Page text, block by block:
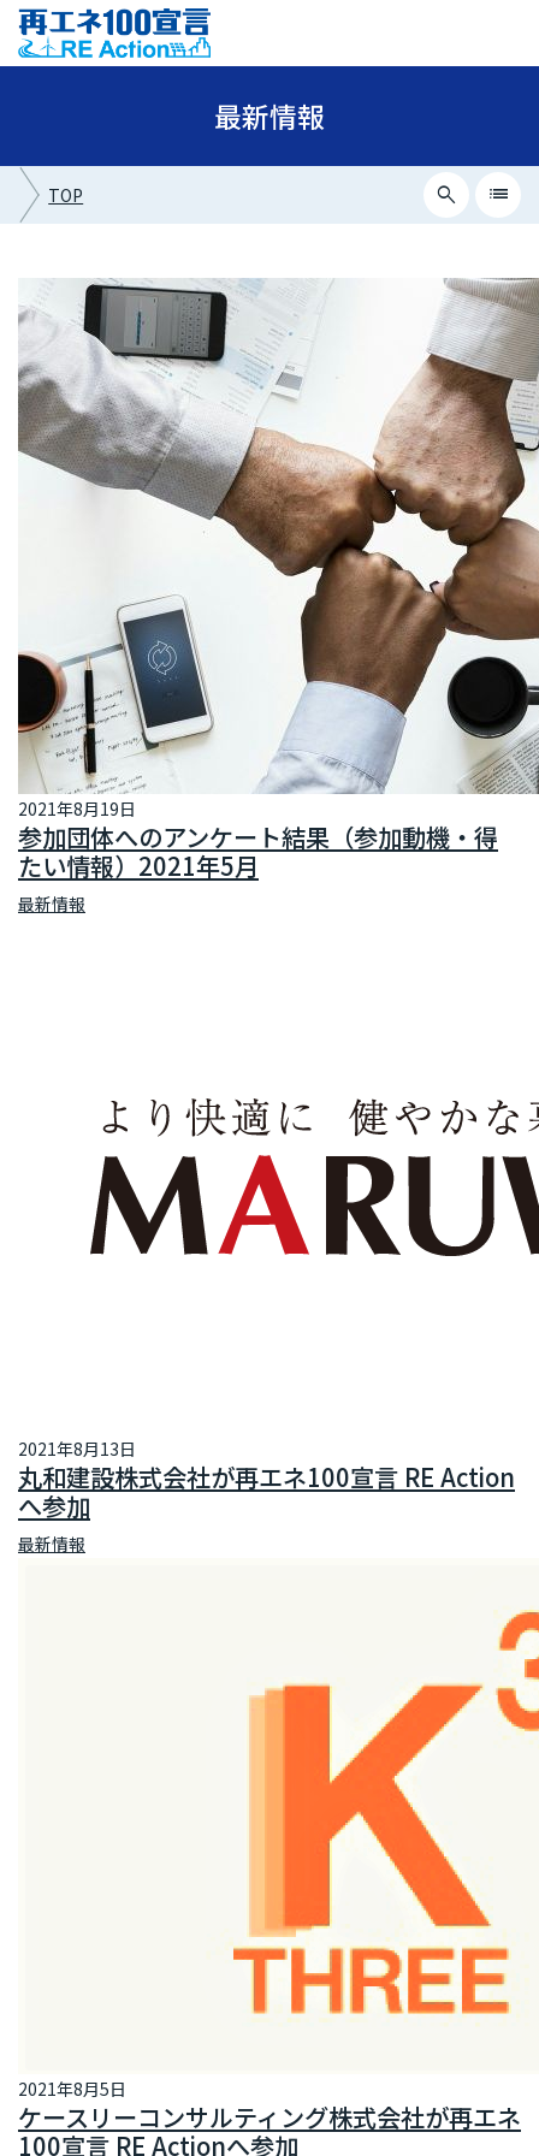
最新情報
TOP search list
最新情報カテゴリー
ニュース
イベント情報
プレスリリース
メディア掲載
再エネ100宣言 RE Action の最新情報
新規参加団体のお知らせ
RE Actionからのお知らせ
主催イベント
協力イベント 活動報告
参加団体の最新情報
参加団体の取り組み
参加団体の方へのお知らせ
2021年8月19日
参加団体へのアンケート結果（参加動機・得
たい情報）2021年5月
最新情報
2021年8月13日
丸和建設株式会社が再エネ100宣言 RE Action
へ参加
最新情報
2021年8月5日
ケースリーコンサルティング株式会社が再エネ
100宣言 RE Actionへ参加